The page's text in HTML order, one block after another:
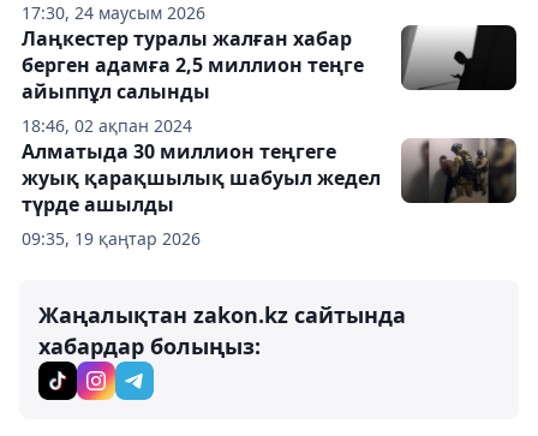
17:30, 24 маусым 2026
18:46, 02 ақпан 2024
Лаңкестер туралы жалған хабар
берген адамға 2,5 миллион теңге
айыппұл салынды
09:35, 19 қаңтар 2026
Алматыда 30 миллион теңгеге
жуық қарақшылық шабуыл жедел
түрде ашылды
Жаңалықтан zakon.kz сайтында
хабардар болыңыз: